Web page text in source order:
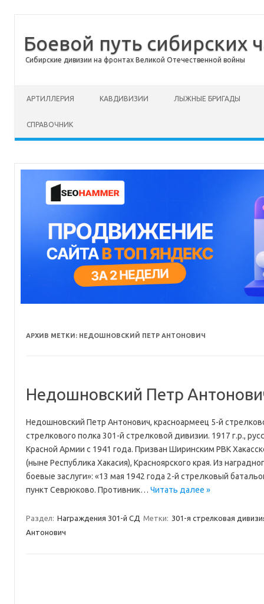
Боевой путь сибирских
Сибирские дивизии на фронтах Великой Отечественной войны
АРТИЛЛЕРИЯ КАВДИВИЗИИ ЛЫЖНЫЕ БРИГАДЫ
СПРАВОЧНИК
АРХИВ МЕТКИ: НЕДОШНОВСКИЙ ПЕТР АНТОНОВИЧ
Недошновский Петр
Недошновский Петр Антонович, красноармеец 5-й
стрелкового полка 301-й стрелковой дивизии. 1917 г.р.,
Красной Армии с 1941 года. Призван Ширинским РВК
(ныне Республика Хакасия), Красноярского края. Из
боевые заслуги»: «13 мая 1942 года 2-й стрелковый
пункт Севрюково. Противник… Читать далее »
Раздел: Награждения 301-й СД Метки: 301-я стрелковая
Антонович